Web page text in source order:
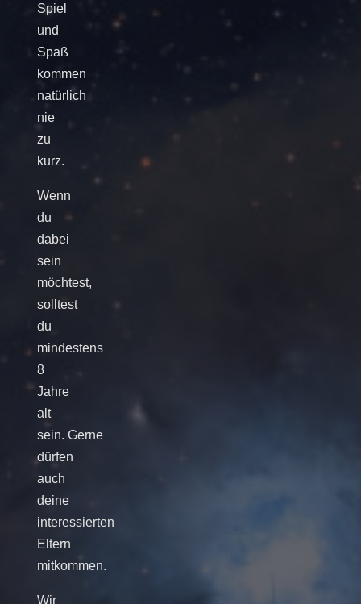
Spiel
und
Spaß
kommen
natürlich
nie
zu
kurz.
Wenn
du
dabei
sein
möchtest,
solltest
du
mindestens
8
Jahre
alt
sein. Gerne
dürfen
auch
deine
interessierten
Eltern
mitkommen.
Wir